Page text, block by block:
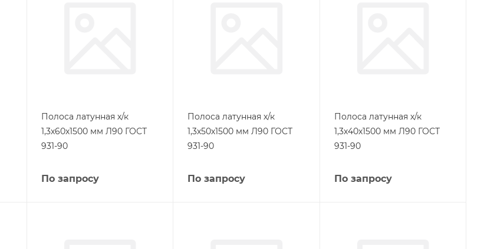
Полоса латунная х/к
1,3х60х1500 мм Л90 ГОСТ
931-90
По запросу
Полоса латунная х/к
1,3х50х1500 мм Л90 ГОСТ
931-90
По запросу
Полоса латунная х/к
1,3х40х1500 мм Л90 ГОСТ
931-90
По запросу